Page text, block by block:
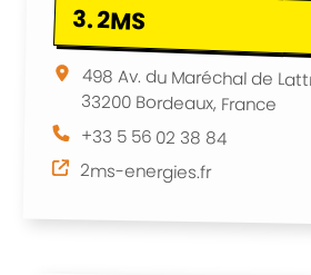
3.2MS
498 Av. du Maréchal de
33200 Bordeaux, France
+33 5 56 02 38 84
2ms-energies.fr